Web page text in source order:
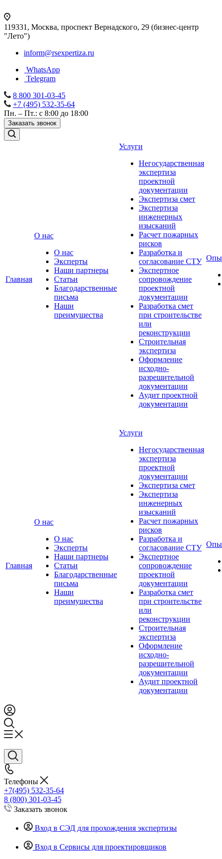
119331, Москва, проспект Вернадского, 29 (бизнес-центр
"Лето")
inform@rsexpertiza.ru
WhatsApp
Telegram
8 800 301-03-45
+7 (495) 532-35-64
Пн. – Пт.: с 8:00 до 18:00
Заказать звонок
Главная
О нас
О нас
Эксперты
Наши партнеры
Статьи
Благодарственные
письма
Наши
преимущества
Услуги
Негосударственная
экспертиза
проектной
документации
Экспертиза смет
Экспертиза
инженерных
изысканий
Расчет пожарных
рисков
Разработка и
согласование СТУ
Экспертное
сопровождение
проектной
документации
Разработка смет
при строительстве
или
реконструкции
Строительная
экспертиза
Оформление
исходно-
разрешительной
документации
Аудит проектной
документации
Главная
О нас
О нас
Эксперты
Наши партнеры
Статьи
Благодарственные
письма
Наши
преимущества
Услуги
Негосударственная
экспертиза
проектной
документации
Экспертиза смет
Экспертиза
инженерных
изысканий
Расчет пожарных
рисков
Разработка и
согласование СТУ
Экспертное
сопровождение
проектной
документации
Разработка смет
при строительстве
или
реконструкции
Строительная
экспертиза
Оформление
исходно-
разрешительной
документации
Аудит проектной
документации
Телефоны
+7(495) 532-35-64
8 (800) 301-03-45
Заказать звонок
Вход в СЭД для прохождения экспертизы
Вход в Сервисы для проектировщиков